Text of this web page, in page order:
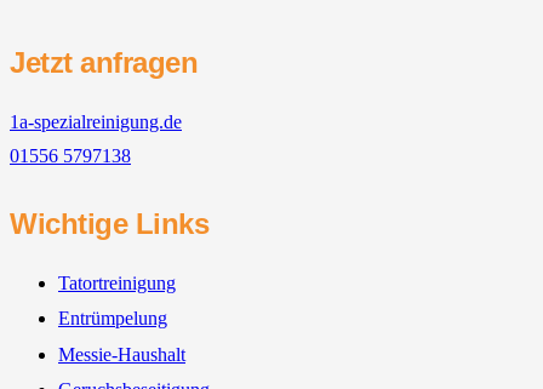
Jetzt anfragen
1a-spezialreinigung.de
01556 5797138
Wichtige Links
Tatortreinigung
Entrümpelung
Messie-Haushalt